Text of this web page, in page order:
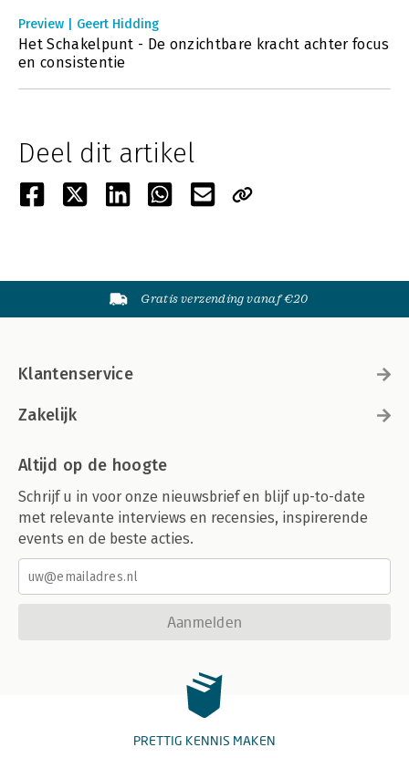
Preview | Geert Hidding
Het Schakelpunt - De onzichtbare kracht achter focus
en consistentie
Deel dit artikel
Gratis verzending vanaf €20
Klantenservice
Zakelijk
Altijd op de hoogte
Schrijf u in voor onze nieuwsbrief en blijf up-to-date
met relevante interviews en recensies, inspirerende
events en de beste acties.
Aanmelden
PRETTIG KENNIS MAKEN